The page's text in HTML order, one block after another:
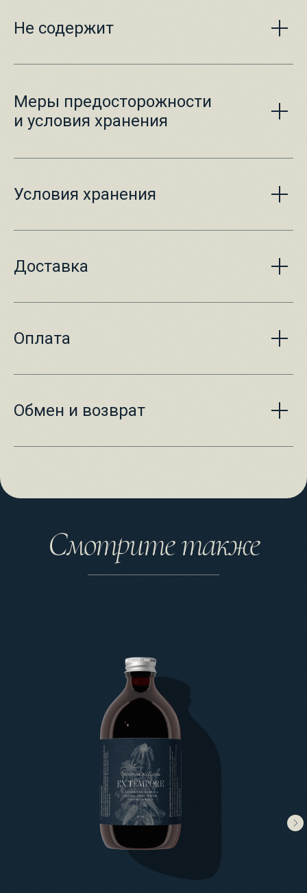
Не содержит
Меры предосторожности
и условия хранения
Условия хранения
Доставка
Оплата
Обмен и возврат
Смотрите также